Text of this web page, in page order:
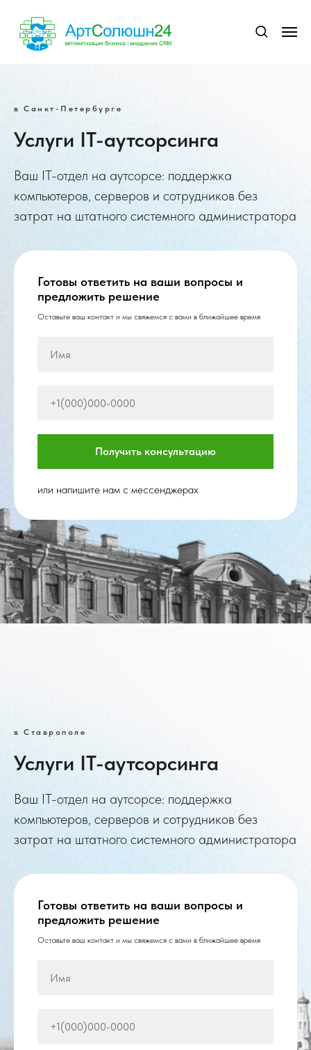
в Санкт-Петербурге
Услуги IT-аутсорсинга
Ваш IT-отдел на аутсорсе: поддержка
компьютеров, серверов и сотрудников без
затрат на штатного системного администратора
Готовы ответить на ваши вопросы и
предложить решение
Оставьте ваш контакт и мы свяжемся с вами в ближайшее время
Получить консультацию
или напишите нам с мессенджерах
в Ставрополе
Услуги IT-аутсорсинга
Ваш IT-отдел на аутсорсе: поддержка
компьютеров, серверов и сотрудников без
затрат на штатного системного администратора
Готовы ответить на ваши вопросы и
предложить решение
Оставьте ваш контакт и мы свяжемся с вами в ближайшее время